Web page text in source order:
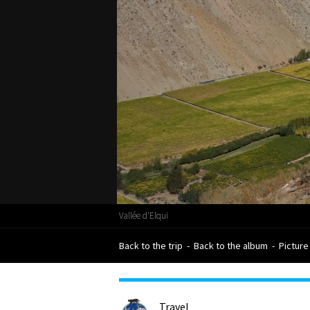
Vallée d'Elqui
Back to the trip - Back to the album -
Travel